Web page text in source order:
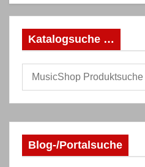
Katalogsuche …
Blog-/Portalsuche